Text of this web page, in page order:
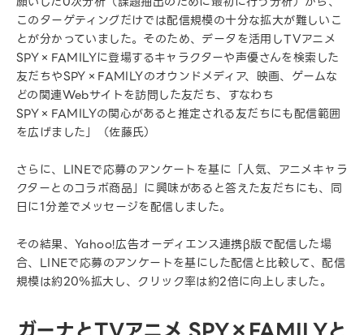
このターゲティングだけでは配信規模の十分な拡大が難しいこ
とが分かっていました。そのため、データを活用しTVアニメ
SPY×FAMILYに登場するキャラクターや声優さんを検索した
友だちやSPY×FAMILYのオウンドメディア、映画、ゲームな
どの関連Webサイトを訪問した友だち、すなわち
SPY×FAMILYの関心があると推定される友だちにも配信範囲
を広げました」（佐藤氏）
さらに、LINEで応募のアンケートを基に「人気、アニメキャラ
クターとのコラボ商品」に興味があると答えた友だちにも、同
日に1分差でメッセージを配信しました。
その結果、Yahoo!広告オーディエンス連携β版で配信した場
合、LINEで応募のアンケートを基にした配信と比較して、配信
規模は約20％拡大し、クリック率は約2倍に向上しました。